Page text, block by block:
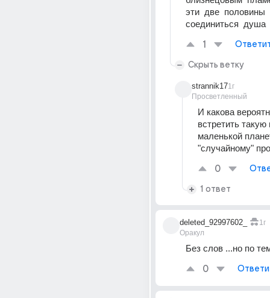
эти  две  половины
соединиться  душа
1
Скрыть ветку
strannik17
Просветленный
1г
И какова
встретить такую
маленькой
"случайному"
0
1 ответ
deleted_92997602_
Оракул
1г
Без слов ...но по
0